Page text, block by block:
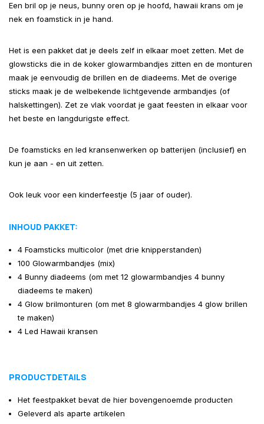
Een bril op je neus, bunny oren op je hoofd, hawaii krans om je
nek en foamstick in je hand.
Het is een pakket dat je deels zelf in elkaar moet zetten. Met de
glowsticks die in de koker glowarmbandjes zitten en de monturen
maak je eenvoudig de brillen en de diadeems. Met de overige
sticks maak je de welbekende lichtgevende armbandjes (of
halskettingen). Zet ze vlak voordat je gaat feesten in elkaar voor
het beste en langdurigste effect.
De foamsticks en led kransenwerken op batterijen (inclusief) en
kun je aan - en uit zetten.
Ook leuk voor een kinderfeestje (5 jaar of ouder).
INHOUD PAKKET:
4 Foamsticks multicolor (met drie knipperstanden)
100 Glowarmbandjes (mix)
4 Bunny diadeems (om met 12 glowarmbandjes 4 bunny
diadeems te maken)
4 Glow brilmonturen (om met 8 glowarmbandjes 4 glow brillen
te maken)
4 Led Hawaii kransen
PRODUCTDETAILS
Het feestpakket bevat de hier bovengenoemde producten
Geleverd als aparte artikelen